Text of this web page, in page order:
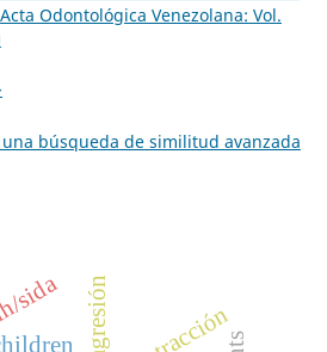
Acta Odontológica Venezolana: Vol.
búsqueda de similitud avanzada
agresión
sida